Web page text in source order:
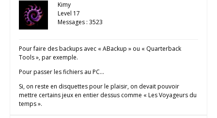
Kimy
Level 17
Messages : 3523
Pour faire des backups avec « ABackup » ou « Quarterback
Tools », par exemple.
Pour passer les fichiers au PC…
Si, on reste en disquettes pour le plaisir, on devait pouvoir
mettre certains jeux en entier dessus comme « Les Voyageurs du
temps ».